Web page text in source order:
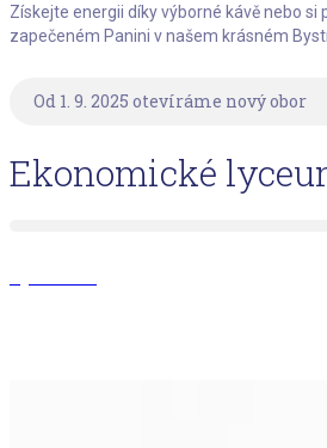
Získejte energii díky výborné kávě nebo
zapečeném Panini v našem krásném
Od 1. 9. 2025 otevíráme nový obor
Ekonomické